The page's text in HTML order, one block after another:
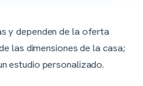
y dependen de la oferta
las dimensiones de la casa;
estudio personalizado.